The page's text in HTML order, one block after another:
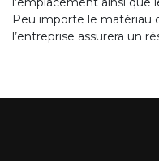
Peu importe le matériau
l’entreprise assurera un